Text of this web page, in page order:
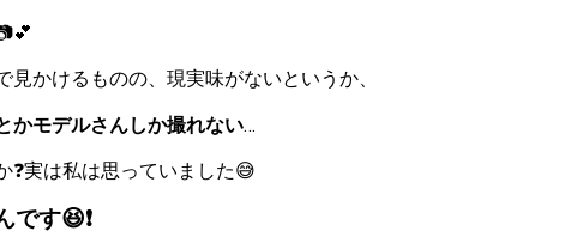
見かけるものの、現実味がないというか、
かモデルさんしか撮れない…
❓実は私は思っていました😅
です😆❗